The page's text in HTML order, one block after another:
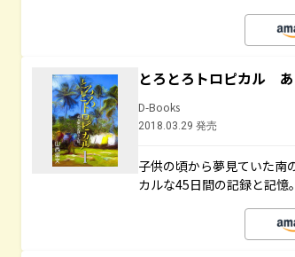
とろとろトロピカル
D-Books
2018.03.29 発売
子供の頃から夢見ていた南
カルな45日間の記録と記憶。